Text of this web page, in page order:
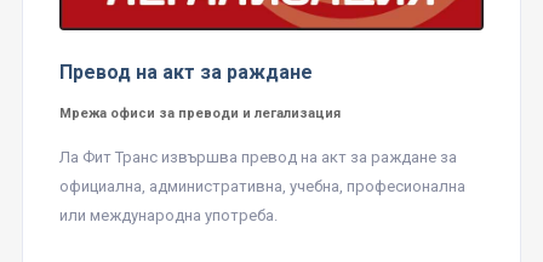
Превод на акт за раждане
Мрежа офиси за преводи и легализация
Ла Фит Транс извършва превод на акт за раждане за
официална, административна, учебна, професионална
или международна употреба.